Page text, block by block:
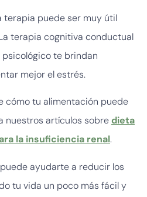
terapia puede ser muy útil
terapia cognitiva conductual
te brindan
mejor el estrés.
cómo tu alimentación puede
nuestros artículos sobre dieta
la insuficiencia renal.
ayudarte a reducir los
tu vida un poco más fácil y